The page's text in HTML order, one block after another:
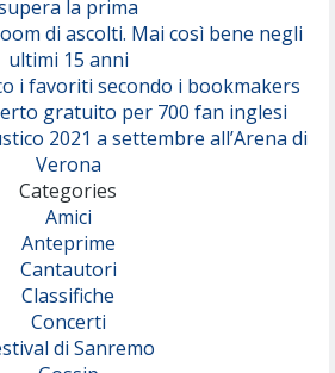
la prima
di ascolti. Mai così bene negli
ultimi 15 anni
i favoriti secondo i bookmakers
gratuito per 700 fan inglesi
2021 a settembre all’Arena di
Verona
Categories
Amici
Anteprime
Cantautori
Classifiche
Concerti
di Sanremo